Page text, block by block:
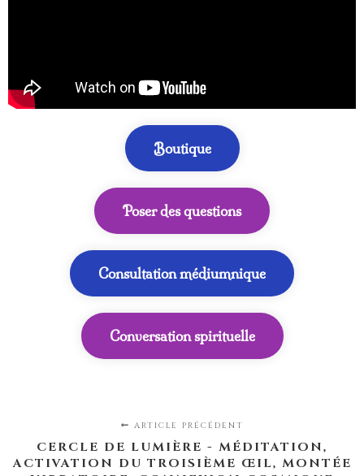
Boutique
Poser des questions
Consultation médiumnique
Conversation spirituelle
ARTICLE PRÉCÉDENT
CERCLE DE LUMIÈRE - MÉDITATION,
ACTIVATION DU TROISIÈME ŒIL, MONTÉE